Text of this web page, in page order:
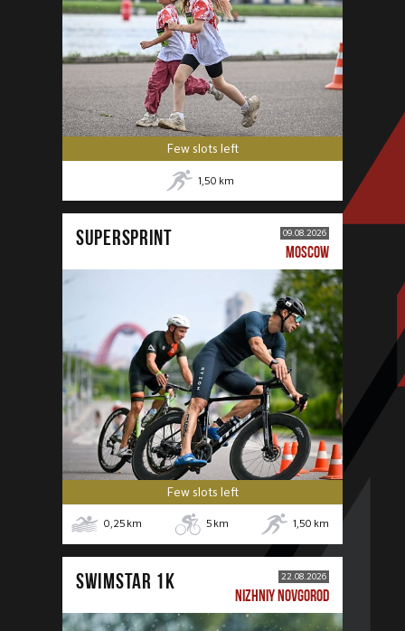
Few slots left
1,50 km
SUPERSPRINT 09.08.2026
MOSCOW
Few slots left
0,25 km 5 km 1,50 km
SWIMSTAR 1K 22.08.2026
NIZHNIY NOVGOROD